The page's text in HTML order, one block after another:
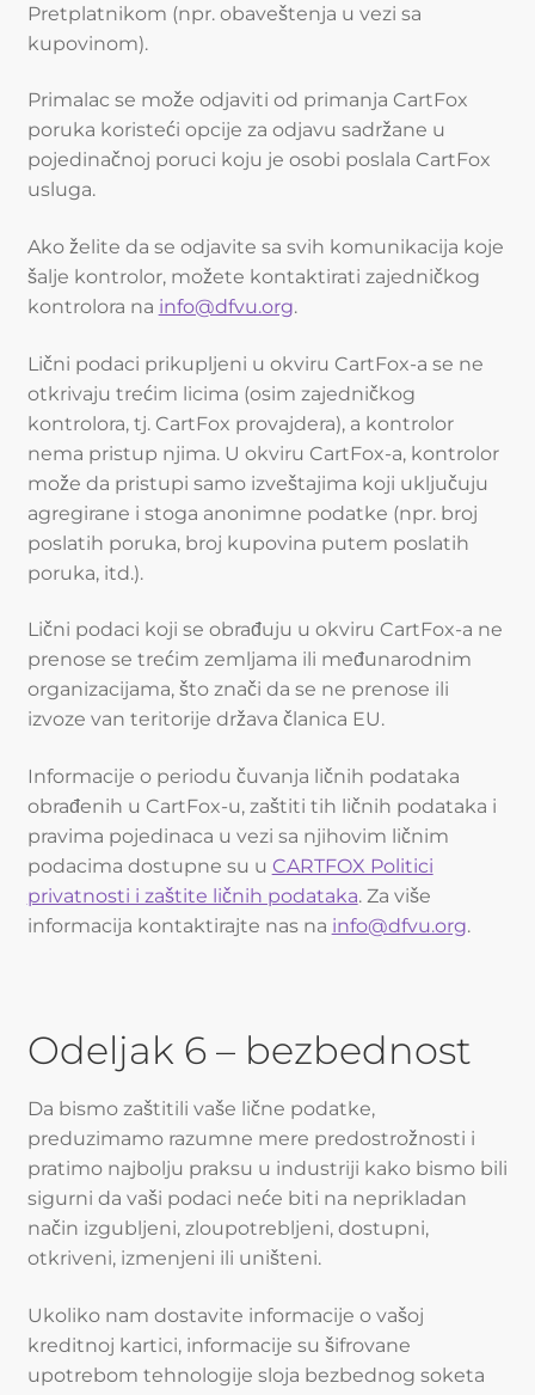
Pretplatnikom (npr. obaveštenja u vezi sa
kupovinom).
Primalac se može odjaviti od primanja CartFox
poruka koristeći opcije za odjavu sadržane u
pojedinačnoj poruci koju je osobi poslala CartFox
usluga.
Ako želite da se odjavite sa svih komunikacija koje
šalje kontrolor, možete kontaktirati zajedničkog
kontrolora na info@dfvu.org.
Lični podaci prikupljeni u okviru CartFox-a se ne
otkrivaju trećim licima (osim zajedničkog
kontrolora, tj. CartFox provajdera), a kontrolor
nema pristup njima. U okviru CartFox-a, kontrolor
može da pristupi samo izveštajima koji uključuju
agregirane i stoga anonimne podatke (npr. broj
poslatih poruka, broj kupovina putem poslatih
poruka, itd.).
Lični podaci koji se obrađuju u okviru CartFox-a ne
prenose se trećim zemljama ili međunarodnim
organizacijama, što znači da se ne prenose ili
izvoze van teritorije država članica EU.
Informacije o periodu čuvanja ličnih podataka
obrađenih u CartFox-u, zaštiti tih ličnih podataka i
pravima pojedinaca u vezi sa njihovim ličnim
podacima dostupne su u CARTFOX Politici
privatnosti i zaštite ličnih podataka. Za više
informacija kontaktirajte nas na info@dfvu.org.
Odeljak 6 – bezbednost
Da bismo zaštitili vaše lične podatke,
preduzimamo razumne mere predostrožnosti i
pratimo najbolju praksu u industriji kako bismo bili
sigurni da vaši podaci neće biti na neprikladan
način izgubljeni, zloupotrebljeni, dostupni,
otkriveni, izmenjeni ili uništeni.
Ukoliko nam dostavite informacije o vašoj
kreditnoj kartici, informacije su šifrovane
upotrebom tehnologije sloja bezbednog soketa